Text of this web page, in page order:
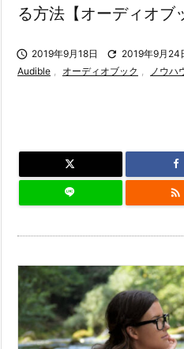
る方法【オーディオブ
 2019年9月18日  2019年9月24
Audible , オーディオブック , ノウハ
